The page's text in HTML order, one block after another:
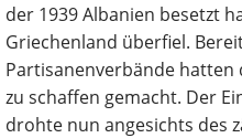
der 1939 Albanien besetzt
Griechenland überfiel.
Partisanenverbände
zu schaffen gemacht. Der
drohte nun angesichts des